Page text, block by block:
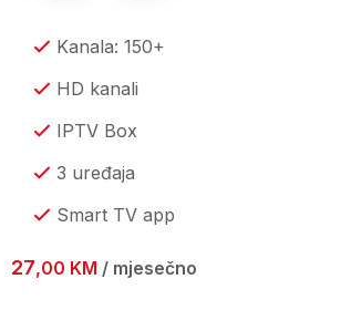
Kanala: 150+
HD kanali
IPTV Box
3 uređaja
Smart TV app
27,00 KM / mjesečno